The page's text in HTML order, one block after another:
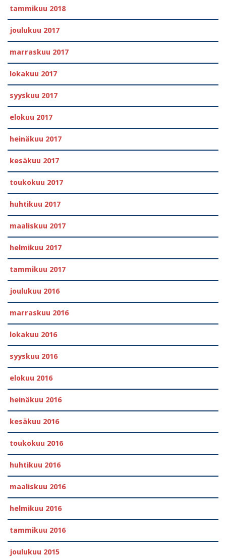
tammikuu 2018
joulukuu 2017
marraskuu 2017
lokakuu 2017
syyskuu 2017
elokuu 2017
heinäkuu 2017
kesäkuu 2017
toukokuu 2017
huhtikuu 2017
maaliskuu 2017
helmikuu 2017
tammikuu 2017
joulukuu 2016
marraskuu 2016
lokakuu 2016
syyskuu 2016
elokuu 2016
heinäkuu 2016
kesäkuu 2016
toukokuu 2016
huhtikuu 2016
maaliskuu 2016
helmikuu 2016
tammikuu 2016
joulukuu 2015